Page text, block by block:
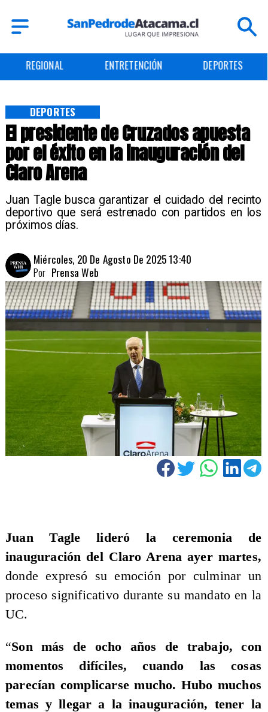
REGIONAL ENTRETENCIÓN DEPORTES
El presidente de Cruzados apuesta
por el éxito en la inauguración del
Claro Arena
Juan Tagle busca garantizar el cuidado del recinto
deportivo que será estrenado con partidos en los
próximos días.
DEPORTES
Miércoles, 20 De Agosto De 2025 13:40
Prensa Web
Por
Juan Tagle lideró la ceremonia de
inauguración del Claro Arena ayer martes,
donde expresó su emoción por culminar un
proceso significativo durante su mandato en la
UC.
“Son más de ocho años de trabajo, con
momentos difíciles, cuando las cosas
parecían complicarse mucho. Hubo muchos
temas y llegar a la inauguración, tener la